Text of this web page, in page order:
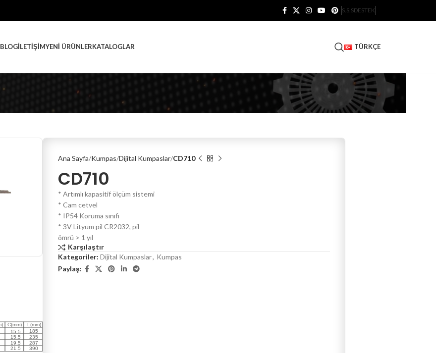
S.S.SDESTEK
BLOGİLETIŞIMYENI ÜRÜNLERKATALOGLAR TÜRKÇE
Ana Sayfa Kumpas Dijital Kumpaslar CD710
CD710
* Artımlı kapasitif ölçüm sistemi
* Cam cetvel
* IP54 Koruma sınıfı
* 3V Lityum pil CR2032, pil
ömrü > 1 yıl
Karşılaştır
Kategoriler: Dijital Kumpaslar, Kumpas
Paylaş: